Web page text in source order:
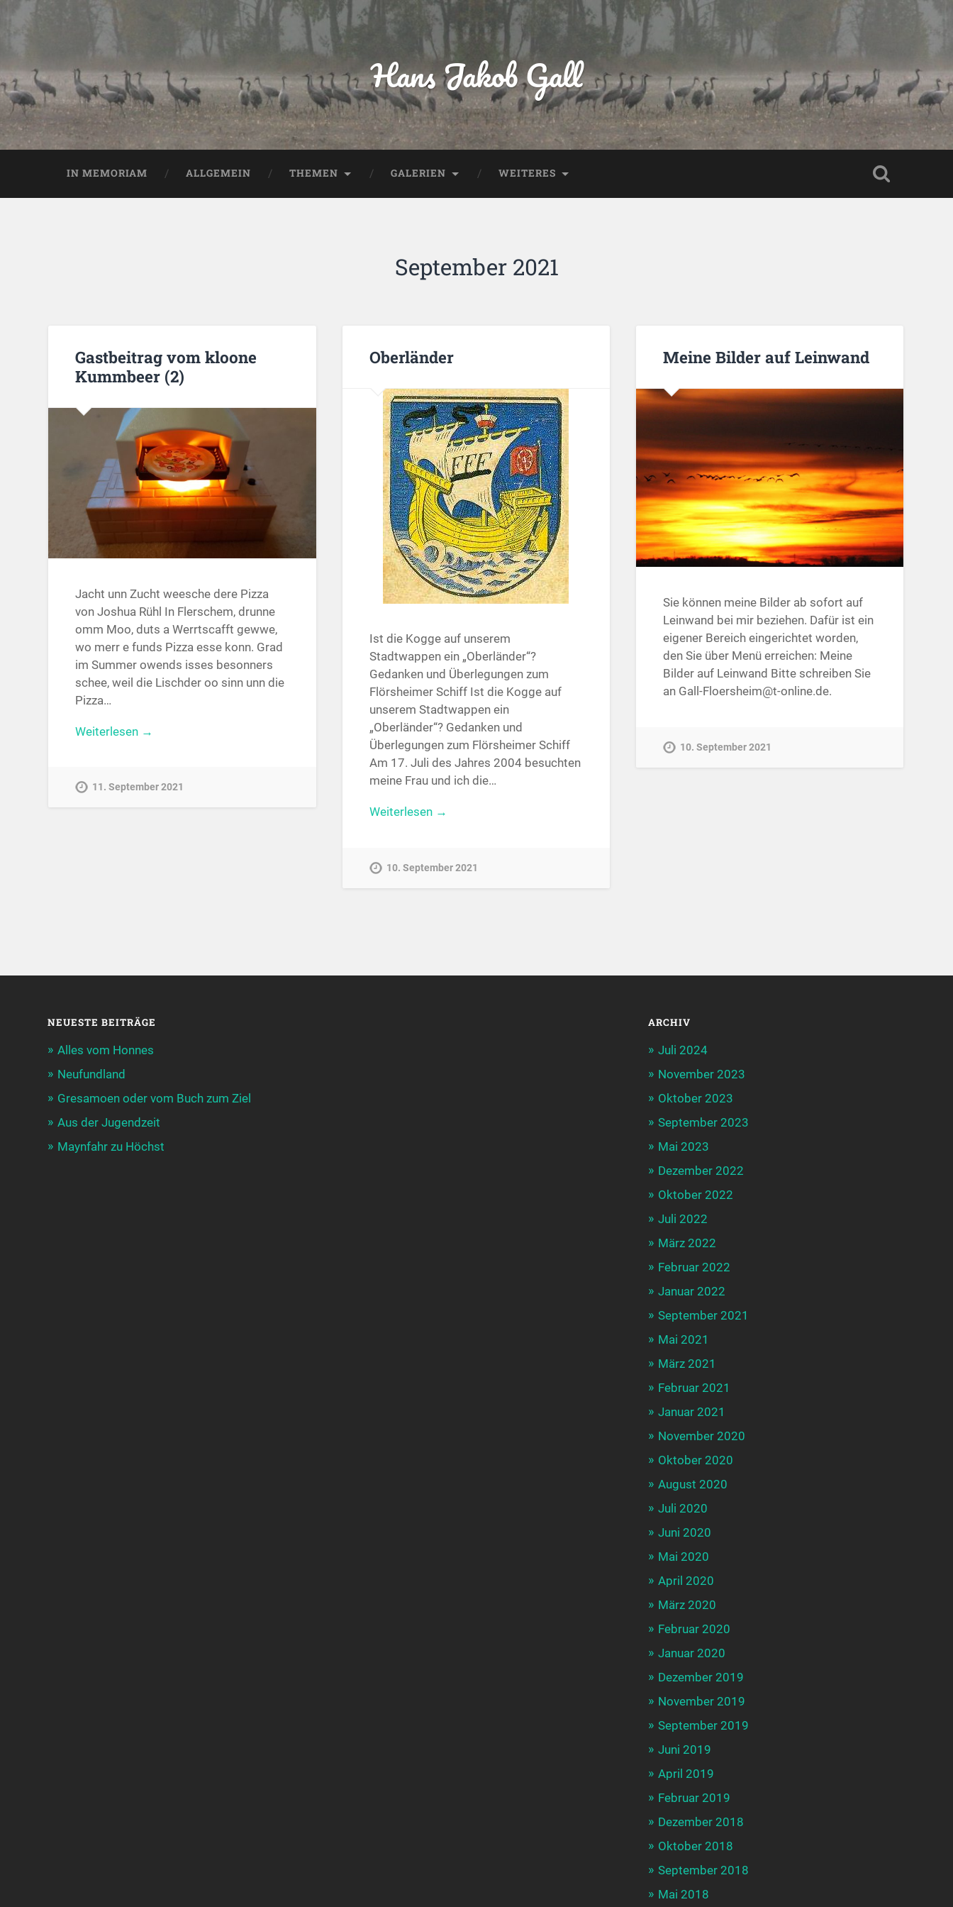
Hans Jakob Gall
IN MEMORIAM ALLGEMEIN THEMEN GALERIEN WEITERES
September 2021
Gastbeitrag vom kloone
Kummbeer (2)
Jacht unn Zucht weesche dere Pizza
von Joshua Rühl In Flerschem, drunne
omm Moo, duts a Werrtscafft gewwe,
wo merr e funds Pizza esse konn. Grad
im Summer owends isses besonners
schee, weil die Lischder oo sinn unn die
Pizza…
Weiterlesen →
11. September 2021
Oberländer
Ist die Kogge auf unserem
Stadtwappen ein „Oberländer“?
Gedanken und Überlegungen zum
Flörsheimer Schiff Ist die Kogge auf
unserem Stadtwappen ein
„Oberländer“? Gedanken und
Überlegungen zum Flörsheimer Schiff
Am 17. Juli des Jahres 2004 besuchten
meine Frau und ich die…
Weiterlesen →
10. September 2021
Meine Bilder auf Leinwand
Sie können meine Bilder ab sofort auf
Leinwand bei mir beziehen. Dafür ist ein
eigener Bereich eingerichtet worden,
den Sie über Menü erreichen: Meine
Bilder auf Leinwand Bitte schreiben Sie
an Gall-Floersheim@t-online.de.
10. September 2021
NEUESTE BEITRÄGE
Alles vom Honnes
Neufundland
Gresamoen oder vom Buch zum Ziel
Aus der Jugendzeit
Maynfahr zu Höchst
ARCHIV
Juli 2024
November 2023
Oktober 2023
September 2023
Mai 2023
Dezember 2022
Oktober 2022
Juli 2022
März 2022
Februar 2022
Januar 2022
September 2021
Mai 2021
März 2021
Februar 2021
Januar 2021
November 2020
Oktober 2020
August 2020
Juli 2020
Juni 2020
Mai 2020
April 2020
März 2020
Februar 2020
Januar 2020
Dezember 2019
November 2019
September 2019
Juni 2019
April 2019
Februar 2019
Dezember 2018
Oktober 2018
September 2018
Mai 2018